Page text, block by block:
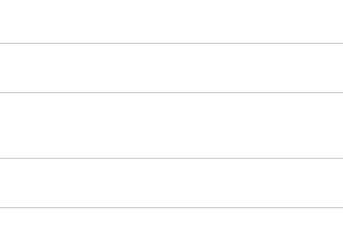
、メールアドレス、サイトを保存する。